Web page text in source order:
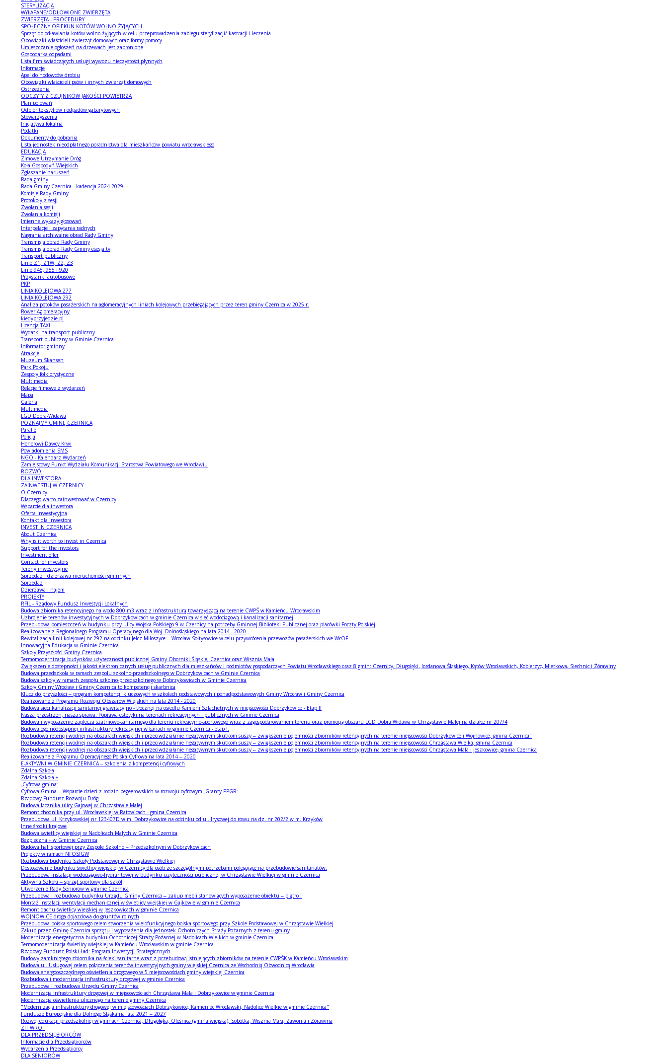
STERYLIZACJA
WYŁAPANE/ODŁOWIONE ZWIERZĘTA
ZWIERZĘTA - PROCEDURY
SPOŁECZNY OPIEKUN KOTÓW WOLNO ŻYJĄCYCH
Sprzęt do odławiania kotów wolno żyjących w celu przeprowadzenia zabiegu sterylizacji/ kastracji i leczenia.
Obowiązki właścicieli zwierząt domowych oraz formy pomocy
Umieszczanie ogłoszeń na drzewach jest zabronione
Gospodarka odpadami
Lista firm świadczących usługi wywozu nieczystości płynnych
Informacje
Apel do hodowców drobiu
Obowiązki właścicieli psów i innych zwierząt domowych
Ostrzeżenia
ODCZYTY Z CZUJNIKÓW JAKOŚCI POWIETRZA
Plan polowań
Odbiór tekstyliów i odpadów gabarytowych
Stowarzyszenia
Inicjatywa lokalna
Podatki
Dokumenty do pobrania
Lista jednostek nieodpłatnego poradnictwa dla mieszkańców powiatu wrocławskiego
EDUKACJA
Zimowe Utrzymanie Dróg
Koła Gospodyń Wiejskich
Zgłaszanie naruszeń
Rada gminy
Rada Gminy Czernica - kadencja 2024-2029
Komisje Rady Gminy
Protokoły z sesji
Zwołania sesji
Zwołania komisji
Imienne wykazy głosowań
Interpelacje i zapytania radnych
Nagrania archiwalne obrad Rady Gminy
Transmisja obrad Rady Gminy
Transmisja obrad Rady Gminy esesja.tv
Transport publiczny
Linie Z1, Z1W, Z2, Z3
Linie 945, 955 i 920
Przystanki autobusowe
PKP
LINIA KOLEJOWA 277
LINIA KOLEJOWA 292
Analiza potoków pasażerskich na aglomeracyjnych liniach kolejowych przebiegających przez teren gminy Czernica w 2025 r.
Rower Aglomeracyjny
kiedyprzyjedzie.pl
Licencja TAXI
Wydatki na transport publiczny
Transport publiczny w Gminie Czernica
Informator gminny
Atrakcje
Muzeum Skansen
Park Pokoju
Zespoły folklorystyczne
Multimedia
Relacje filmowe z wydarzeń
Mapa
Galeria
Multimedia
LGD Dobra-Widawa
POZNAJMY GMINĘ CZERNICA
Parafie
Policja
Honorowi Dawcy Krwi
Powiadomienia SMS
NGO - Kalendarz Wydarzeń
Zamiejscowy Punkt Wydziału Komunikacji Starostwa Powiatowego we Wrocławiu
ROZWÓJ
DLA INWESTORA
ZAINWESTUJ W CZERNICY
O Czernicy
Dlaczego warto zainwestować w Czernicy
Wsparcie dla inwestora
Oferta Inwestycyjna
Kontakt dla inwestora
INVEST IN CZERNICA
About Czernica
Why is it worth to invest in Czernica
Support for the investors
Investment offer
Contact for investors
Tereny inwestycyjne
Sprzedaż i dzierżawa nieruchomości gminnych
Sprzedaż
Dzierżawa i najem
PROJEKTY
RFIL - Rządowy Fundusz Inwestycji Lokalnych
Budowa zbiornika retencyjnego na wodę 800 m3 wraz z infrastrukturą towarzyszącą na terenie CWPŚ w Kamieńcu Wrocławskim
Uzbrojenie terenów inwestycyjnych w Dobrzykowicach w gminie Czernica w sieć wodociągową i kanalizacji sanitarnej
Przebudowa pomieszczeń w budynku przy ulicy Wojska Polskiego 9 w Czernicy na potrzeby Gminnej Biblioteki Publicznej oraz placówki Poczty Polskiej
Realizowane z Regionalnego Programu Operacyjnego dla Woj. Dolnośląskiego na lata 2014 - 2020
Rewitalizacja linii kolejowej nr 292 na odcinku Jelcz Miłoszyce – Wrocław Sołtysowice w celu przywrócenia przewozów pasażerskich we WrOF
Innowacyjna Edukacja w Gminie Czernica
Szkoły Przyszłości Gminy Czernica
Termomodernizacja budynków użyteczności publicznej Gminy Oborniki Śląskie, Czernica oraz Wisznia Mała
Zwiększenie dostępności i jakości elektronicznych usług publicznych dla mieszkańców i podmiotów gospodarczych Powiatu Wrocławskiego oraz 8 gmin: Czernicy, Długołęki, Jordanowa Śląskiego, Kątów Wrocławskich, Kobierzyc, Mietkowa, Siechnic i Żórawiny
Budowa przedszkola w ramach zespołu szkolno-przedszkolnego w Dobrzykowicach w Gminie Czernica
Budowa szkoły w ramach zespołu szkolno-przedszkolnego w Dobrzykowicach w Gminie Czernica
Szkoły Gminy Wrocław i Gminy Czernica to kompetencji skarbnica
Klucz do przyszłości – program kompetencji kluczowych w szkołach podstawowych i ponadpodstawowych Gminy Wrocław i Gminy Czernica
Realizowane z Programu Rozwoju Obszarów Wiejskich na lata 2014 - 2020
Budowa sieci kanalizacji sanitarnej grawitacyjno - tłocznej na osiedlu Kamieni Szlachetnych w miejscowości Dobrzykowice - Etap II
Nasza przestrzeń, nasza sprawa. Poprawa estetyki na terenach rekreacyjnych i publicznych w Gminie Czernica
Budowa i wyposażenie zaplecza szatniowo-sanitarnego dla terenu rekreacyjno-sportowego wraz z zagospodarowaniem terenu oraz promocją obszaru LGD Dobra Widawa w Chrząstawie Małej na działce nr 207/4
Budowa ogólnodostępnej infrastruktury rekreacyjnej w Łanach w gminie Czernica - etap I.
Rozbudowa retencji wodnej na obszarach wiejskich i przeciwdziałanie negatywnym skutkom suszy – zwiększenie pojemności zbiorników retencyjnych na terenie miejscowości Dobrzykowice i Wojnowice, gmina Czernica"
Rozbudowa retencji wodnej na obszarach wiejskich i przeciwdziałanie negatywnym skutkom suszy – zwiększenie pojemności zbiorników retencyjnych na terenie miejscowości Chrząstawa Wielka, gmina Czernica
Rozbudowa retencji wodnej na obszarach wiejskich i przeciwdziałanie negatywnym skutkom suszy – zwiększenie pojemności zbiorników retencyjnych na terenie miejscowości Chrząstawa Mała i Jeszkowice, gmina Czernica
Realizowane z Programu Operacyjnego Polska Cyfrowa na lata 2014 – 2020
E-AKTYWNI W GMINIE CZERNICA – szkolenia z kompetencji cyfrowych
Zdalna Szkoła
Zdalna Szkoła +
„Cyfrowa gmina”
Cyfrowa Gmina – Wsparcie dzieci z rodzin pegeerowskich w rozwoju cyfrowym „Granty PPGR”
Rządowy Fundusz Rozwoju Dróg
Budowa łącznika ulicy Gajowej w Chrząstawie Małej
Remont chodnika przy ul. Wrocławskiej w Ratowicach - gmina Czernica
Przebudowa ul. Krzykowskiej nr 123407D w m. Dobrzykowice na odcinku od ul. Irysowej do rowu na dz. nr 202/2 w m. Krzyków
Inne środki krajowe
Budowa świetlicy wiejskiej w Nadolicach Małych w Gminie Czernica
Bezpieczna + w Gminie Czernica
Budowa hali sportowej przy Zespole Szkolno – Przedszkolnym w Dobrzykowicach
Projekty w ramach NFOŚIGW
Rozbudowa budynku Szkoły Podstawowej w Chrząstawie Wielkiej
Dostosowanie budynku świetlicy wiejskiej w Czernicy dla osób ze szczególnymi potrzebami polegające na przebudowie sanitariatów.
Przebudowa instalacji wodociągowo-hydrantowej w budynku użyteczności publicznej w Chrząstawie Wielkiej w gminie Czernica
Aktywna Szkoła – sprzęt sportowy dla szkół
Utworzenie Rady Seniorów w gminie Czernica
Przebudowa i rozbudowa budynku Urzędu Gminy Czernica – zakup mebli stanowiących wyposażenie obiektu – piętro I
Montaż instalacji wentylacji mechanicznej w świetlicy wiejskiej w Gajkowie w gminie Czernica
Remont dachu świetlicy wiejskiej w Jeszkowicach w gminie Czernica
WOJNOWICE droga dojazdowa do gruntów rolnych
Przebudowa boiska sportowego celem stworzenia wielofunkcyjnego boiska sportowego przy Szkole Podstawowej w Chrząstawie Wielkiej
Zakup przez Gminę Czernica sprzętu i wyposażenia dla jednostek Ochotniczych Straży Pożarnych z terenu gminy
Modernizacja energetyczna budynku Ochotniczej Straży Pożarnej w Nadolicach Wielkich w gminie Czernica
Termomodernizacja świetlicy wiejskiej w Kamieńcu Wrocławskim w gminie Czernica
Rządowy Fundusz Polski Ład: Program Inwestycji Strategicznych
Budowy zamkniętego zbiornika na ścieki sanitarne wraz z przebudową istniejących zbiorników na terenie CWPŚK w Kamieńcu Wrocławskim
Budowa ul. Usługowej celem połączenia terenów inwestycyjnych gminy wiejskiej Czernica ze Wschodnią Obwodnicą Wrocławia
Budowa energooszczędnego oświetlenia drogowego w 5 miejscowościach gminy wiejskiej Czernica
Rozbudowa i modernizacja infrastruktury drogowej w gminie Czernica
Przebudowa i rozbudowa Urzędu Gminy Czernica
Modernizacja infrastruktury drogowej w miejscowościach Chrząstawa Mała i Dobrzykowice w gminie Czernica
Modernizacja oświetlenia ulicznego na terenie gminy Czernica
"Modernizacja infrastruktury drogowej w miejscowościach Dobrzykowice, Kamieniec Wrocławski, Nadolice Wielkie w gminie Czernica"
Fundusze Europejskie dla Dolnego Śląska na lata 2021 – 2027
Rozwój edukacji przedszkolnej w gminach Czernica, Długołęka, Oleśnica (gmina wiejska), Sobótka, Wisznia Mała, Zawonia i Żórawina
ZIT WROF
DLA PRZEDSIĘBIORCÓW
Informacje dla Przedsiębiorców
Wydarzenia Przedsiębiorcy
DLA SENIORÓW